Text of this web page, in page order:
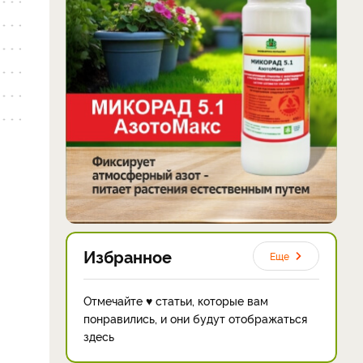
Избранное Еще
Отмечайте ♥ статьи, которые вам
понравились, и они будут отображаться
здесь